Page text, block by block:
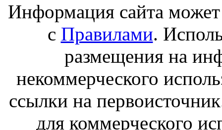
Информация сайта может
с Правилами.
размещения на
некоммерческого
ссылки на
для коммерческого